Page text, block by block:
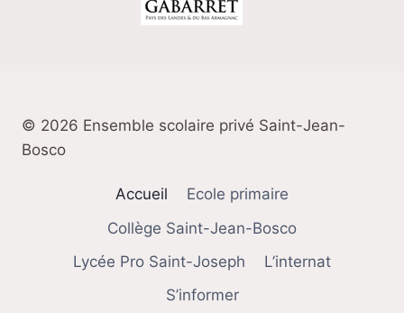
© 2026 Ensemble scolaire privé Saint-Jean-
Bosco
Accueil
Ecole primaire
Collège Saint-Jean-Bosco
Lycée Pro Saint-Joseph
L’internat
S’informer